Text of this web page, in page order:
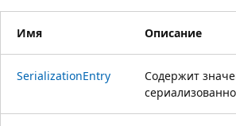
Имя Описание
SerializationEntry Содержит